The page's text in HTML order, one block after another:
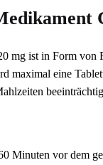
mg ist in Form von
maximal eine
Minuten vor dem